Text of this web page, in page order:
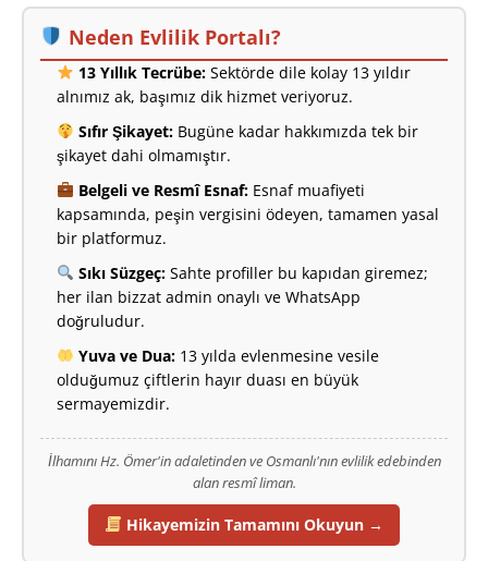
Neden Evlilik Portalı?
13 Yıllık Tecrübe:Sektörde dile kolay 13 yıldır
alnımız ak, başımız dik hizmet veriyoruz.
Sıfır Şikayet:Bugüne kadar hakkımızda tek bir
şikayet dahi olmamıştır.
Belgeli ve Resmî Esnaf:Esnaf muafiyeti
kapsamında, peşin vergisini ödeyen, tamamen yasal
bir platformuz.
Sıkı Süzgeç:Sahte profiller bu kapıdan giremez;
her ilan bizzat admin onaylı ve WhatsApp
doğruludur.
Yuva ve Dua:13 yılda evlenmesine vesile
olduğumuz çiftlerin hayır duası en büyük
sermayemizdir.
İlhamını Hz. Ömer'in adaletinden ve Osmanlı'nın evlilik edebinden
alan resmî liman.
Hikayemizin Tamamını Okuyun →